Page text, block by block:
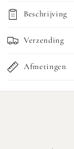
Beschrijving
Verzending
Afmetingen